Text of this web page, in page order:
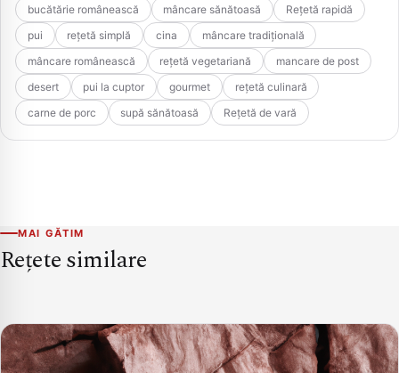
bucătărie românească mâncare sănătoasă
Rețetă rapidă
pui
rețetă simplă cina
mâncare tradițională
mâncare românească
rețetă vegetariană
mancare de post
desert
pui la cuptor gourmet
rețetă culinară
carne de porc
supă sănătoasă Rețetă de vară
MAI GĂTIM
Rețete similare